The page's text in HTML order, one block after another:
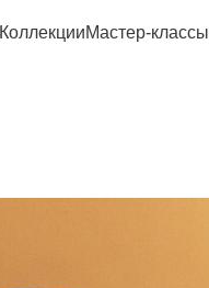
КоллекцииМастер-классы